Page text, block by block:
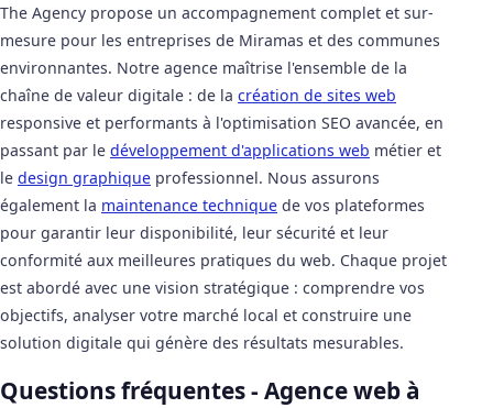
The Agency propose un accompagnement complet et sur-
mesure pour les entreprises de Miramas et des communes
environnantes. Notre agence maîtrise l'ensemble de la
chaîne de valeur digitale : de la création de sites web
responsive et performants à l'optimisation SEO avancée, en
passant par le développement d'applications web métier et
le design graphique professionnel. Nous assurons
également la maintenance technique de vos plateformes
pour garantir leur disponibilité, leur sécurité et leur
conformité aux meilleures pratiques du web. Chaque projet
est abordé avec une vision stratégique : comprendre vos
objectifs, analyser votre marché local et construire une
solution digitale qui génère des résultats mesurables.
Questions fréquentes - Agence web à